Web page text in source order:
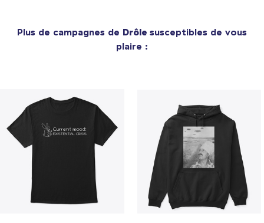
Plus de campagnes de Drôle susceptibles de vous
plaire :